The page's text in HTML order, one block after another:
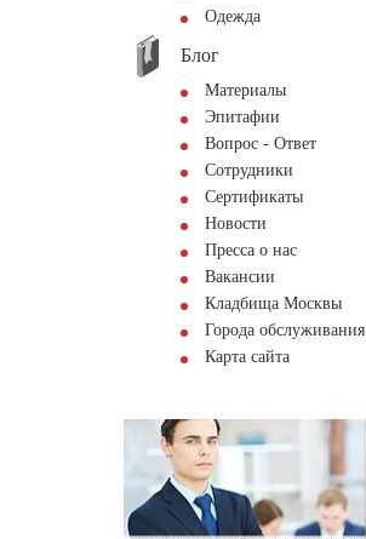
Одежда
Блог
Материалы
Эпитафии
Вопрос - Ответ
Сотрудники
Сертификаты
Новости
Пресса о нас
Вакансии
Кладбища Москвы
Города обслуживания
Карта сайта